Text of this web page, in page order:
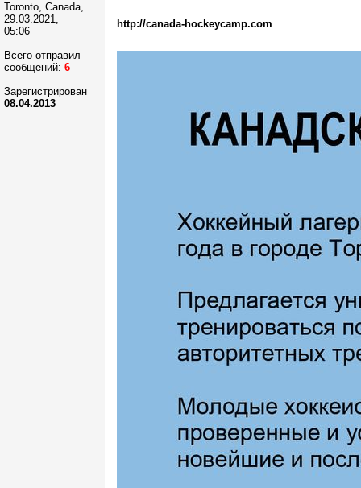
Toronto, Canada,
29.03.2021,
05:06
Всего отправил
сообщений: 6
Зарегистрирован
08.04.2013
http://canada-hockeycamp.com